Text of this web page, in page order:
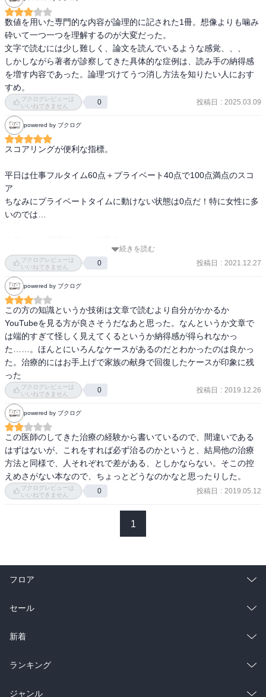
数値を用いた専門的な内容が論理的に記された1冊。想像よりも噛み
砕いて一つ一つを理解するのが大変だった。
文字で読むには少し難しく、論文を読んでいるような感覚、、、
しかしながら著者が診察してきた具体的な症例は、読み手の納得感
を増す内容であった。論理づけてうつ消し方法を知りたい人におす
すめ。
ブクログレビューは
いいねできません
0 投稿日 : 2025.03.09
powered by ブクログ
スコアリングが便利な指標。
平日は仕事フルタイム60点＋プライベート40点で100点満点のスコ
ア
ちなみにプライベートタイムに動けない状態は0点だ！特に女性に多
いのでは…
限られた時間活動で40点
１日ソファorベッドで0点
1週間のフルスコアは700点
ダウンする2、3ヶ月前って、仕事残業でプライベート0点、1週間の
スコア300点になってた、、
仕事ってついつい「ハマって」しまうけど、ハマると長期的なスコ
アとしては落ちるんよな。
やらなきゃいけないときってエネルギーの見積り間違うとの鋭いご
指摘(^_^;)
プライベートには食生活、入浴、ジムなども含まれるので、この時
間を削りすぎると健康を損なう。
また、好きなことをするときには心のエネルギーは増えるのだ！
ということで、仕事への「ハマり」を制御して週間スコアを維持す
るのが、目下のテーマになりそうだ。
食事についても詳しく書かれている。
続きを読む
ブクログレビューは
いいねできません
0 投稿日 : 2021.12.27
powered by ブクログ
この方の知識というか技術は文章で読むより自分がかかるか
YouTubeを見る方が良さそうだなあと思った。なんというか文章で
は端的すぎて怪しく見えてくるというか納得感が得られなかっ
た……。ほんとにいろんなケースがあるのだとわかったのは良かっ
た。治療的にはお手上げで家族の献身で回復したケースが印象に残
った
ブクログレビューは
いいねできません
0 投稿日 : 2019.12.26
powered by ブクログ
この医師のしてきた治療の経験から書いているので、間違いである
はずはないが、これをすれば必ず治るのかというと、結局他の治療
方法と同様で、人それぞれで差がある、としかならない。そこの控
えめさがない本なので、ちょっとどうなのかなと思ったりした。
ブクログレビューは
いいねできません
0 投稿日 : 2019.05.12
1
フロア
総合
ラノベ
雑誌・グラビア
BL・TL
セール
総合
ラノベ
雑誌・グラビア
新着
総合
ラノベ
ランキング
総合
ジャンル